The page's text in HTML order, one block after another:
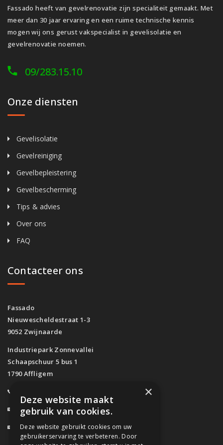
Fassado heeft van gevelrenovatie zijn specialiteit gemaakt. Met
meer dan 30 jaar ervaring en een ruime technische kennis
mogen wij ons gerust vakspecialist in gevelisolatie en
gevelrenovatie noemen.
09/283.15.10
Onze diensten
Gevelisolatie
Gevelreiniging
Gevelbepleistering
Gevelbescherming
Tips & advies
Over ons
FAQ
Contacteer ons
Fassado
Nieuwescheldestraat 1-3
9052 Zwijnaarde
Industriepark Zonnevallei
Schaapschuur 5 bus 1
1790 Affligem
info@fassado.be
BTW: BE 0700.617.934
×
Deze website maakt
gebruik van cookies.
Deze website gebruikt cookies om uw
gebruikerservaring te verbeteren. Door